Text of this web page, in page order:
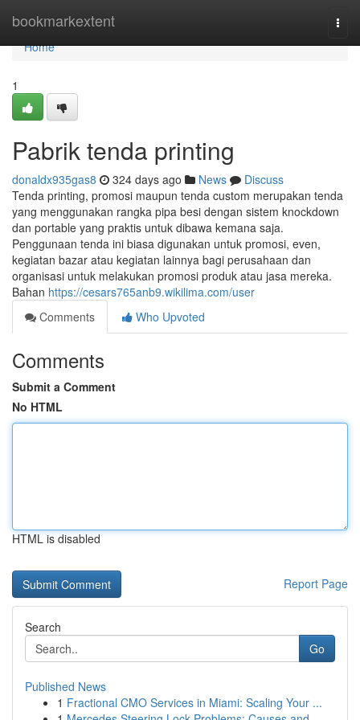
bookmarkextent
Home
Home
1
Pabrik tenda printing
donaldx935gas8 324 days ago News
Discuss
Tenda printing, promosi maupun tenda custom merupakan tenda
yang menggunakan rangka pipa besi dengan sistem knockdown
dan portable yang praktis untuk dibawa kemana saja.
Penggunaan tenda ini biasa digunakan untuk promosi, even,
kegiatan bazar atau kegiatan lainnya bagi perusahaan dan
organisasi untuk melakukan promosi produk atau jasa mereka.
Bahan https://cesars765anb9.wikilima.com/user
Comments
Who Upvoted
Comments
Submit a Comment
No HTML
HTML is disabled
Report Page
Search
Go
Published News
1 Fractional CMO Services in Miami: Scaling Your ...